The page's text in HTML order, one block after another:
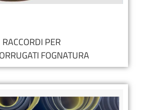
RACCORDI PER
FOGNATURA